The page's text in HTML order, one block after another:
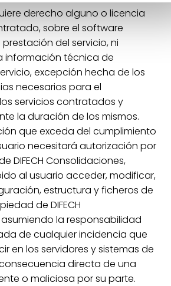
derecho alguno o licencia
sobre el software
del servicio, ni
información técnica de
excepción hecha de los
necesarios para el
servicios contratados y
la duración de los mismos.
que exceda del cumplimiento
necesitará autorización por
DIFECH Consolidaciones,
al usuario acceder, modificar,
estructura y ficheros de
de DIFECH
la responsabilidad
de cualquier incidencia que
en los servidores y sistemas de
directa de una
o maliciosa por su parte.